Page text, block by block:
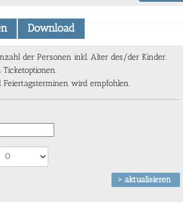
Download
der Personen inkl. Alter des/der Kinder.
wird empfohlen.